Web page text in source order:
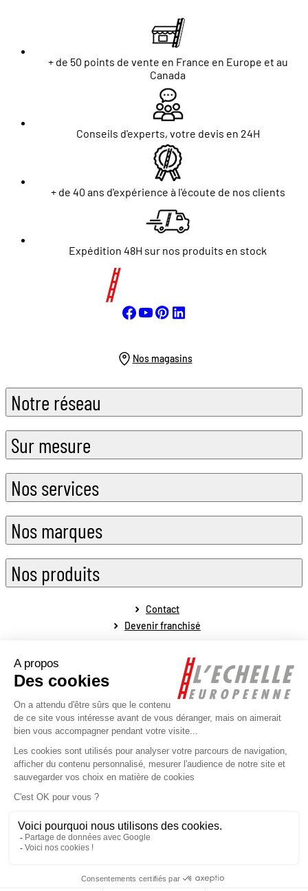
+ de 50 points de vente en France en Europe et au
Canada
Conseils d'experts, votre devis en 24H
+ de 40 ans d'expérience à l'écoute de nos clients
Expédition 48H sur nos produits en stock
Nos magasins
Notre réseau
Sur mesure
Nos services
Nos marques
Nos produits
Contact
Devenir franchisé
Mentions légales Conditions générales de vente
Politique de protection des données personnelles
Réalisé par l'agence web Novius